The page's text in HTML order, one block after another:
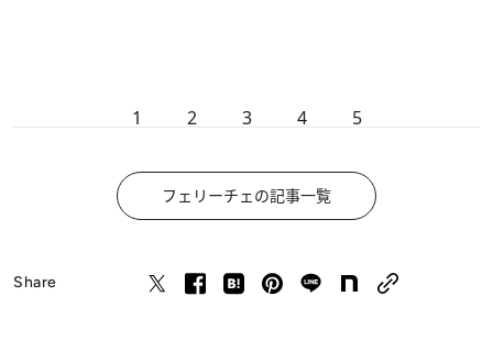
1 2 3 4 5
フェリーチェの記事一覧
Share